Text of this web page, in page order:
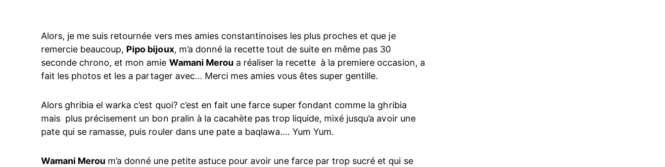
Alors, je me suis retournée vers mes amies constantinoises les plus proches et que je
remercie beaucoup, Pipo bijoux, m’a donné la recette tout de suite en même pas 30
seconde chrono, et mon amie Wamani Merou a réaliser la recette à la premiere occasion, a
fait les photos et les a partager avec… Merci mes amies vous êtes super gentille.
Alors ghribia el warka c’est quoi? c’est en fait une farce super fondant comme la ghribia
mais plus précisement un bon pralin à la cacahète pas trop liquide, mixé jusqu’a avoir une
pate qui se ramasse, puis rouler dans une pate a baqlawa…. Yum Yum.
Wamani Merou m’a donné une petite astuce pour avoir une farce par trop sucré et qui se